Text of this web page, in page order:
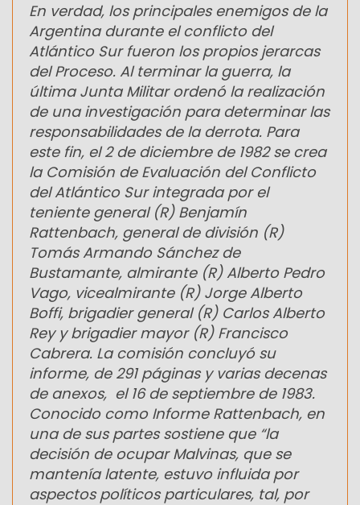
En verdad, los principales enemigos de la
Argentina durante el conflicto del
Atlántico Sur fueron los propios jerarcas
del Proceso. Al terminar la guerra, la
última Junta Militar ordenó la realización
de una investigación para determinar las
responsabilidades de la derrota. Para
este fin, el 2 de diciembre de 1982 se crea
la Comisión de Evaluación del Conflicto
del Atlántico Sur integrada por el
teniente general (R) Benjamín
Rattenbach, general de división (R)
Tomás Armando Sánchez de
Bustamante, almirante (R) Alberto Pedro
Vago, vicealmirante (R) Jorge Alberto
Boffi, brigadier general (R) Carlos Alberto
Rey y brigadier mayor (R) Francisco
Cabrera. La comisión concluyó su
informe, de 291 páginas y varias decenas
de anexos, el 16 de septiembre de 1983.
Conocido como Informe Rattenbach, en
una de sus partes sostiene que “la
decisión de ocupar Malvinas, que se
mantenía latente, estuvo influida por
aspectos políticos particulares, tal, por